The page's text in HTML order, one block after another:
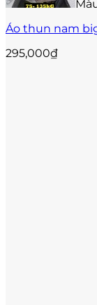
Áo thun nam
295,000₫